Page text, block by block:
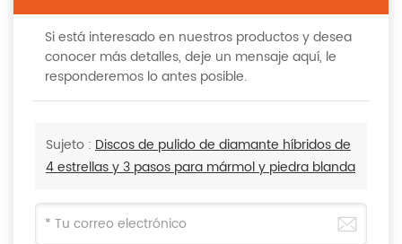
Si está interesado en nuestros productos y desea
conocer más detalles, deje un mensaje aquí, le
responderemos lo antes posible.
Sujeto : Discos de pulido de diamante híbridos de
4 estrellas y 3 pasos para mármol y piedra blanda